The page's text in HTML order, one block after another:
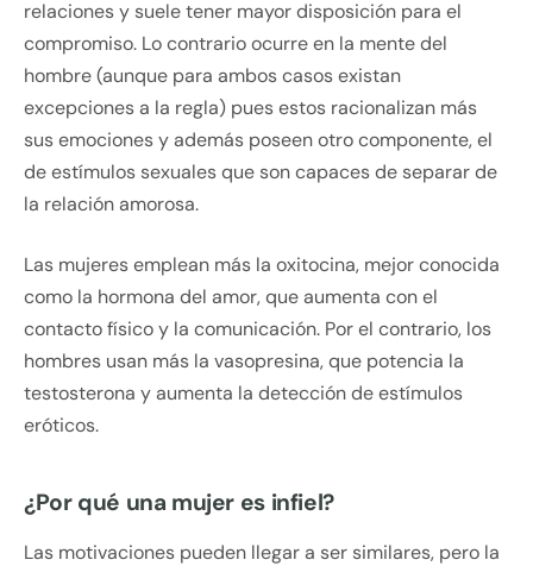
relaciones y suele tener mayor disposición para el
compromiso. Lo contrario ocurre en la mente del
hombre (aunque para ambos casos existan
excepciones a la regla) pues estos racionalizan más
sus emociones y además poseen otro componente, el
de estímulos sexuales que son capaces de separar de
la relación amorosa.
Las mujeres emplean más la oxitocina, mejor conocida
como la hormona del amor, que aumenta con el
contacto físico y la comunicación. Por el contrario, los
hombres usan más la vasopresina, que potencia la
testosterona y aumenta la detección de estímulos
eróticos.
¿Por qué una mujer es infiel?
Las motivaciones pueden llegar a ser similares, pero la